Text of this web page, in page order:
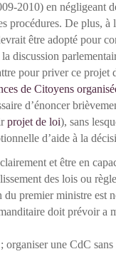
2010) en négligeant
procédures. De plus, à
être adopté pour
discussion
pour priver ce projet
de Citoyens
d’énoncer
projet de loi), sans
d’aide à la
et être en
des lois ou
premier ministre est
doit prévoir a
organiser une CdC